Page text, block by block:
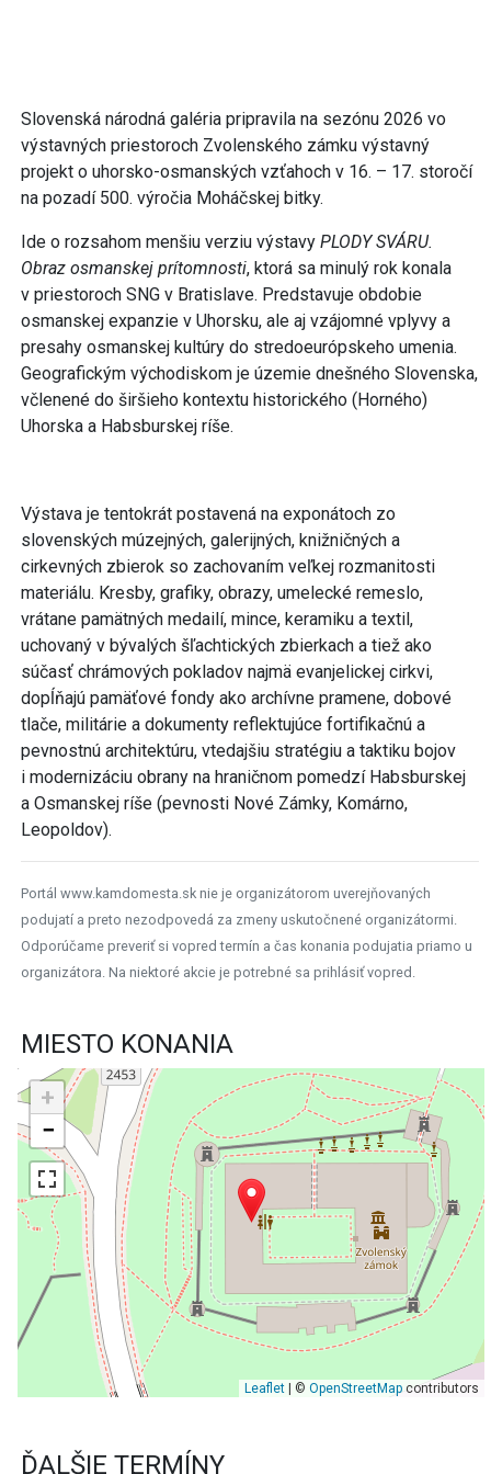
Slovenská národná galéria pripravila na sezónu 2026 vo
výstavných priestoroch Zvolenského zámku výstavný
projekt o uhorsko-osmanských vzťahoch v 16. – 17. storočí
na pozadí 500. výročia Moháčskej bitky.
Ide o rozsahom menšiu verziu výstavy PLODY SVÁRU.
Obraz osmanskej prítomnosti, ktorá sa minulý rok konala
v priestoroch SNG v Bratislave. Predstavuje obdobie
osmanskej expanzie v Uhorsku, ale aj vzájomné vplyvy a
presahy osmanskej kultúry do stredoeurópskeho umenia.
Geografickým východiskom je územie dnešného Slovenska,
včlenené do širšieho kontextu historického (Horného)
Uhorska a Habsburskej ríše.
Výstava je tentokrát postavená na exponátoch zo
slovenských múzejných, galerijných, knižničných a
cirkevných zbierok so zachovaním veľkej rozmanitosti
materiálu. Kresby, grafiky, obrazy, umelecké remeslo,
vrátane pamätných medailí, mince, keramiku a textil,
uchovaný v bývalých šľachtických zbierkach a tiež ako
súčasť chrámových pokladov najmä evanjelickej cirkvi,
dopĺňajú pamäťové fondy ako archívne pramene, dobové
tlače, militárie a dokumenty reflektujúce fortifikačnú a
pevnostnú architektúru, vtedajšiu stratégiu a taktiku bojov
i modernizáciu obrany na hraničnom pomedzí Habsburskej
a Osmanskej ríše (pevnosti Nové Zámky, Komárno,
Leopoldov).
Portál www.kamdomesta.sk nie je organizátorom uverejňovaných
podujatí a preto nezodpovedá za zmeny uskutočnené organizátormi.
Odporúčame preveriť si vopred termín a čas konania podujatia priamo u
organizátora. Na niektoré akcie je potrebné sa prihlásiť vopred.
MIESTO KONANIA
+
−
Leaflet| © OpenStreetMapcontributors
ĎALŠIE TERMÍNY